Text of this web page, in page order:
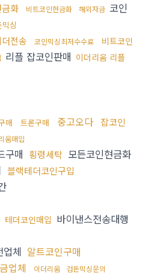
화 비트코인현금화 해외자금 코인
싱
전송 코인믹싱최저수수료
비트코인
리플 잡코인판매 이더리움 리플
매 트론구매 중고오다 잡코인
움매입
구매 횡령세탁 모든코인현금화
블랙테더코인구입
테더코인매입 바이낸스전송대행
업체 알트코인구매
업체 이더리움 검돈믹싱문의